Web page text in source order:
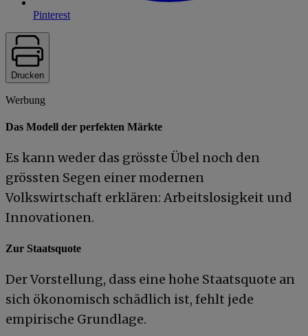
Pinterest
Drucken
Werbung
Das Modell der perfekten Märkte
Es kann weder das grösste Übel noch den
grössten Segen einer modernen
Volkswirtschaft erklären: Arbeitslosigkeit und
Innovationen.
Zur Staatsquote
Der Vorstellung, dass eine hohe Staatsquote an
sich ökonomisch schädlich ist, fehlt jede
empirische Grundlage.